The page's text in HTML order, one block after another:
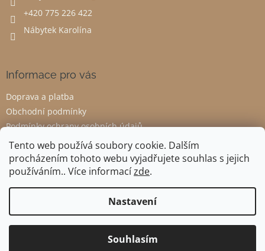
Tento web používá soubory cookie. Dalším
procházením tohoto webu vyjadřujete souhlas s jejich
používáním.. Více informacízde.
Nastavení
Souhlasím
+420 775 226 422
Nábytek Karolína
Informace pro vás
Doprava a platba
Obchodní podmínky
Podmínky ochrany osobních údajů
Odstoupení od smlouvy
Copyright 2026Nábytek Karolína. Všechna práva vyhrazena.
Upravit nastavení cookies